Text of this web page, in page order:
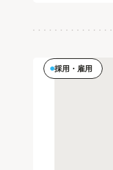
採用・雇用